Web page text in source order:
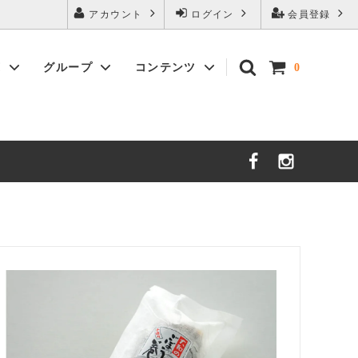
会員登録
ログイン
アカウント
0
グループ コンテンツ